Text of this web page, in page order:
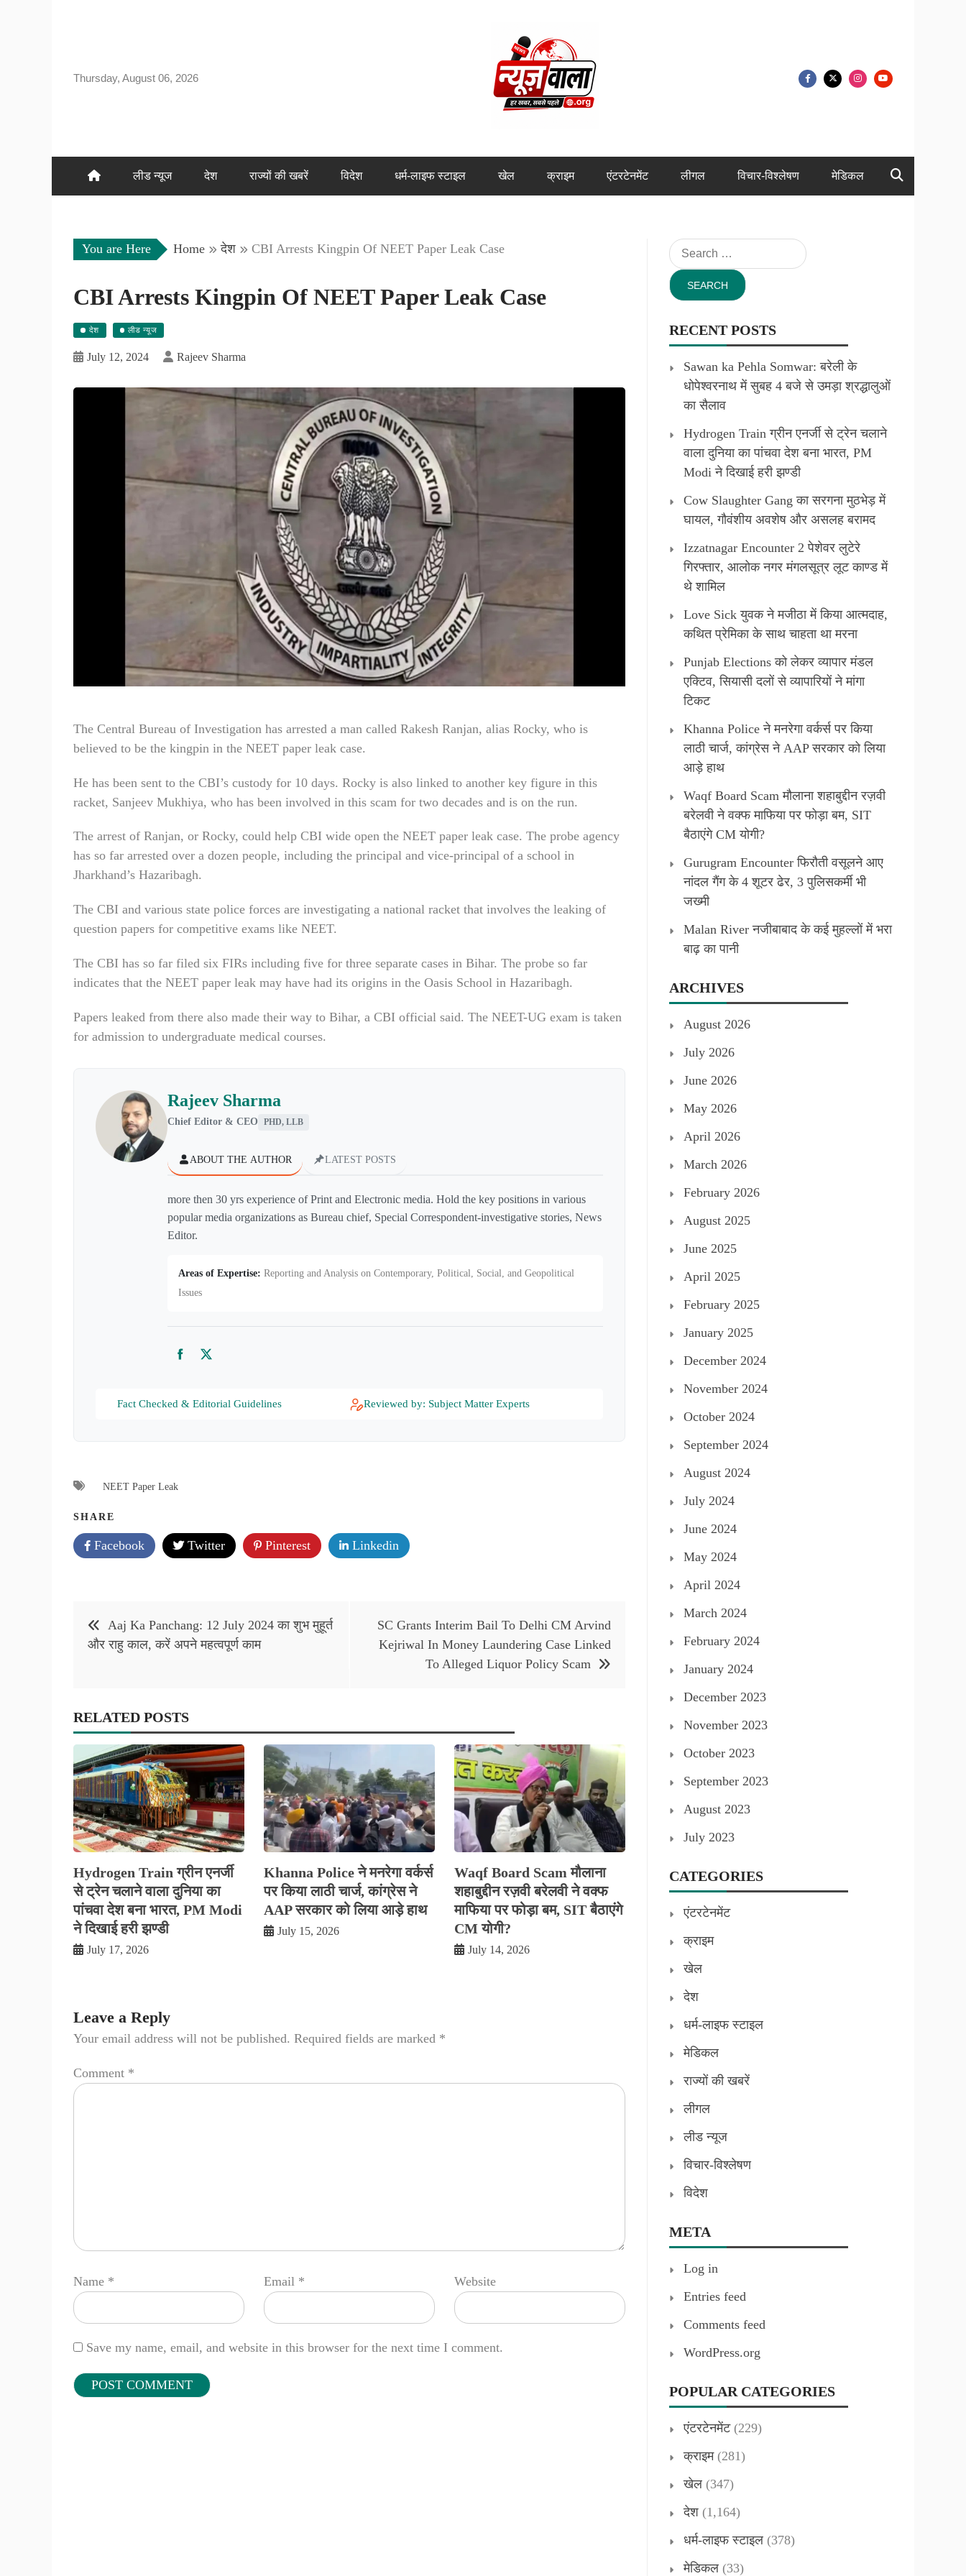
Thursday, August 06, 2026
लीड न्यूज देश राज्यों की खबरें विदेश धर्म-लाइफ स्टाइल खेल क्राइम एंटरटेनमेंट लीगल विचार-विश्लेषण मेडिकल
You are Here Home देश CBI Arrests Kingpin Of NEET Paper Leak Case
CBI Arrests Kingpin Of NEET Paper Leak Case
देश लीड न्यूज
July 12, 2024 Rajeev Sharma
The Central Bureau of Investigation has arrested a man called Rakesh Ranjan, alias Rocky, who is
believed to be the kingpin in the NEET paper leak case.
He has been sent to the CBI’s custody for 10 days. Rocky is also linked to another key figure in this
racket, Sanjeev Mukhiya, who has been involved in this scam for two decades and is on the run.
The arrest of Ranjan, or Rocky, could help CBI wide open the NEET paper leak case. The probe agency
has so far arrested over a dozen people, including the principal and vice-principal of a school in
Jharkhand’s Hazaribagh.
The CBI and various state police forces are investigating a national racket that involves the leaking of
question papers for competitive exams like NEET.
The CBI has so far filed six FIRs including five for three separate cases in Bihar. The probe so far
indicates that the NEET paper leak may have had its origins in the Oasis School in Hazaribagh.
Papers leaked from there also made their way to Bihar, a CBI official said. The NEET-UG exam is taken
for admission to undergraduate medical courses.
Rajeev Sharma
Chief Editor & CEO PHD, LLB
ABOUT THE AUTHOR LATEST POSTS
more then 30 yrs experience of Print and Electronic media. Hold the key positions in various
popular media organizations as Bureau chief, Special Correspondent-investigative stories, News
Editor.
Areas of Expertise: Reporting and Analysis on Contemporary, Political, Social, and Geopolitical
Issues
FacebookTwitter
Fact Checked & Editorial Guidelines Reviewed by: Subject Matter Experts
NEET Paper Leak
SHARE
Facebook Twitter Pinterest Linkedin
Post
navigation
Aaj Ka Panchang: 12 July 2024 का शुभ मुहूर्त
और राहु काल, करें अपने महत्वपूर्ण काम
SC Grants Interim Bail To Delhi CM Arvind
Kejriwal In Money Laundering Case Linked
To Alleged Liquor Policy Scam
RELATED POSTS
Hydrogen Train ग्रीन एनर्जी
से ट्रेन चलाने वाला दुनिया का
पांचवा देश बना भारत, PM Modi
ने दिखाई हरी झण्डी
July 17, 2026
Khanna Police ने मनरेगा वर्कर्स
पर किया लाठी चार्ज, कांग्रेस ने
AAP सरकार को लिया आड़े हाथ
July 15, 2026
Waqf Board Scam मौलाना
शहाबुद्दीन रज़वी बरेलवी ने वक्फ
माफिया पर फोड़ा बम, SIT बैठाएंगे
CM योगी?
July 14, 2026
Leave a Reply
Your email address will not be published. Required fields are marked *
Comment *
Name * Email * Website
Save my name, email, and website in this browser for the next time I comment.
Search
for:
RECENT POSTS
Sawan ka Pehla Somwar: बरेली के
धोपेश्वरनाथ में सुबह 4 बजे से उमड़ा श्रद्धालुओं
का सैलाव
Hydrogen Train ग्रीन एनर्जी से ट्रेन चलाने
वाला दुनिया का पांचवा देश बना भारत, PM
Modi ने दिखाई हरी झण्डी
Cow Slaughter Gang का सरगना मुठभेड़ में
घायल, गौवंशीय अवशेष और असलह बरामद
Izzatnagar Encounter 2 पेशेवर लुटेरे
गिरफ्तार, आलोक नगर मंगलसूत्र लूट काण्‍ड में
थे शामिल
Love Sick युवक ने मजीठा में किया आत्मदाह,
कथित प्रेमिका के साथ चाहता था मरना
Punjab Elections को लेकर व्यापार मंडल
एक्टिव, सियासी दलों से व्यापारियों ने मांगा
टिकट
Khanna Police ने मनरेगा वर्कर्स पर किया
लाठी चार्ज, कांग्रेस ने AAP सरकार को लिया
आड़े हाथ
Waqf Board Scam मौलाना शहाबुद्दीन रज़वी
बरेलवी ने वक्फ माफिया पर फोड़ा बम, SIT
बैठाएंगे CM योगी?
Gurugram Encounter फिरौती वसूलने आए
नांदल गैंग के 4 शूटर ढेर, 3 पुलिसकर्मी भी
जख्मी
Malan River नजीबाबाद के कई मुहल्लों में भरा
बाढ़ का पानी
ARCHIVES
August 2026
July 2026
June 2026
May 2026
April 2026
March 2026
February 2026
August 2025
June 2025
April 2025
February 2025
January 2025
December 2024
November 2024
October 2024
September 2024
August 2024
July 2024
June 2024
May 2024
April 2024
March 2024
February 2024
January 2024
December 2023
November 2023
October 2023
September 2023
August 2023
July 2023
CATEGORIES
एंटरटेनमेंट
क्राइम
खेल
देश
धर्म-लाइफ स्टाइल
मेडिकल
राज्यों की खबरें
लीगल
लीड न्यूज
विचार-विश्लेषण
विदेश
META
Log in
Entries feed
Comments feed
WordPress.org
POPULAR CATEGORIES
एंटरटेनमेंट(229)
क्राइम(281)
खेल (347)
देश (1,164)
धर्म-लाइफ स्टाइल (378)
मेडिकल (33)